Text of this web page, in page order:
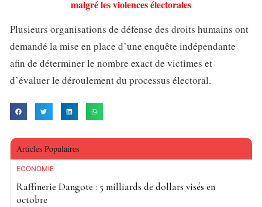
malgré les violences électorales
Plusieurs organisations de défense des droits humains ont
demandé la mise en place d’une enquête indépendante
afin de déterminer le nombre exact de victimes et
d’évaluer le déroulement du processus électoral.
Articles Populaires
ECONOMIE
Raffinerie Dangote : 5 milliards de dollars visés en
octobre